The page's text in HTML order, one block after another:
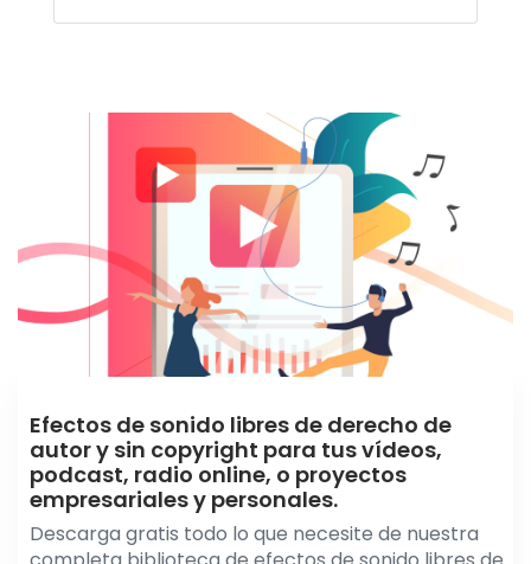
Efectos de sonido libres de derecho de
autor y sin copyright para tus vídeos,
podcast, radio online, o proyectos
empresariales y personales.
Descarga gratis todo lo que necesite de nuestra